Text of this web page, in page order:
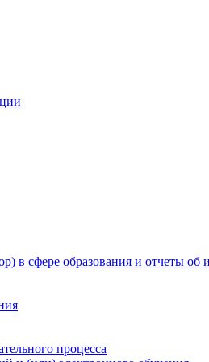
в сфере образования и отчеты
процесса